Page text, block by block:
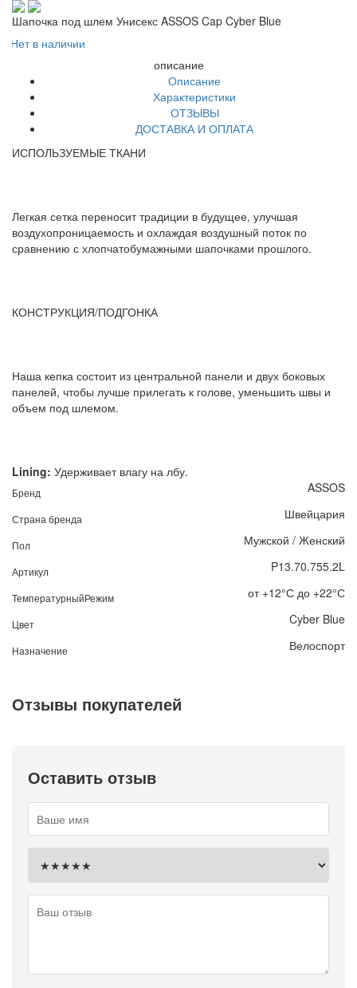
Шапочка под шлем Унисекс ASSOS Cap Cyber Blue
Нет в наличии
описание
Описание
Характеристики
ОТЗЫВЫ
ДОСТАВКА И ОПЛАТА
ИСПОЛЬЗУЕМЫЕ ТКАНИ
Легкая сетка переносит традиции в будущее, улучшая
воздухопроницаемость и охлаждая воздушный поток по
сравнению с хлопчатобумажными шапочками прошлого.
КОНСТРУКЦИЯ/ПОДГОНКА
Наша кепка состоит из центральной панели и двух боковых
панелей, чтобы лучше прилегать к голове, уменьшить швы и
объем под шлемом.
Lining: Удерживает влагу на лбу.
Бренд ASSOS
Страна бренда Швейцария
Пол Мужской / Женский
Артикул P13.70.755.2L
ТемпературныйРежим от +12°С до +22°С
Цвет Cyber Blue
Назначение Велоспорт
Отзывы покупателей
Оставить отзыв